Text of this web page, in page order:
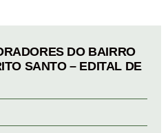
DO BAIRRO
SANTO – EDITAL DE